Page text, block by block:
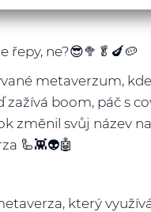
řepy, ne?😎🥦🥬🍆🥔
metaverzum,
zažívá boom, páč s
změnil svůj název
🦾👾👽🤖
který